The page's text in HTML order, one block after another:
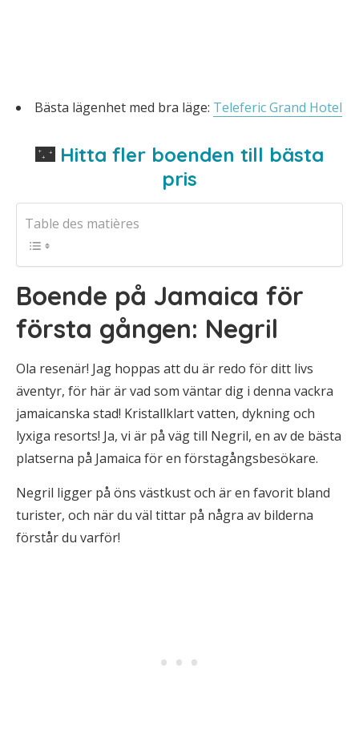
Bästa lägenhet med bra läge: Teleferic Grand Hotel
🌃 Hitta fler boenden till bästa
pris
Table des matières
Boende på Jamaica för
första gången: Negril
Ola resenär! Jag hoppas att du är redo för ditt livs
äventyr, för här är vad som väntar dig i denna vackra
jamaicanska stad! Kristallklart vatten, dykning och
lyxiga resorts! Ja, vi är på väg till Negril, en av de bästa
platserna på Jamaica för en förstagångsbesökare.
Negril ligger på öns västkust och är en favorit bland
turister, och när du väl tittar på några av bilderna
förstår du varför!